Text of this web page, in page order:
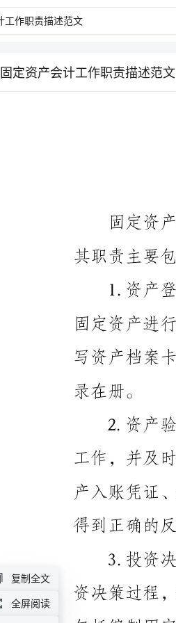
固定资产会计工作职责描述范文
得到正确的反映。
复制全文
全屏阅读